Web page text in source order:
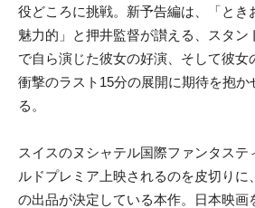
役どころに挑戦。新予告編は、「とき
魅力的」と押井監督が讃える、スタン
で自ら演じた彼女の好演、そして彼女
衝撃のラスト15分の展開に期待を抱か
る。
スイスのヌシャテル国際ファンタステ
ルドプレミア上映されるのを皮切りに
の出品が決定している本作。日本映画